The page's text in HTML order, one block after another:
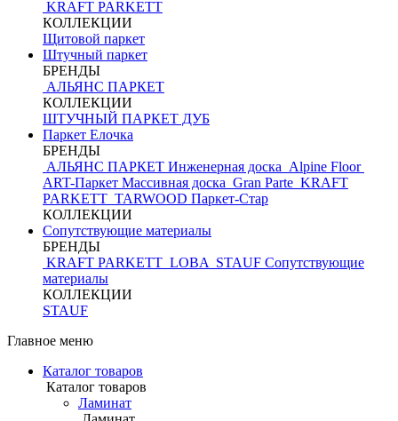
KRAFT PARKETT
КОЛЛЕКЦИИ
Щитовой паркет
Штучный паркет
БРЕНДЫ
АЛЬЯНС ПАРКЕТ
КОЛЛЕКЦИИ
ШТУЧНЫЙ ПАРКЕТ ДУБ
Паркет Елочка
БРЕНДЫ
АЛЬЯНС ПАРКЕТ Инженерная доска Alpine Floor
ART-Паркет Массивная доска Gran Parte KRAFT
PARKETT TARWOOD Паркет-Стар
КОЛЛЕКЦИИ
Сопутствующие материалы
БРЕНДЫ
KRAFT PARKETT LOBA STAUF Сопутствующие
материалы
КОЛЛЕКЦИИ
STAUF
Главное меню
Каталог товаров
Каталог товаров
Ламинат